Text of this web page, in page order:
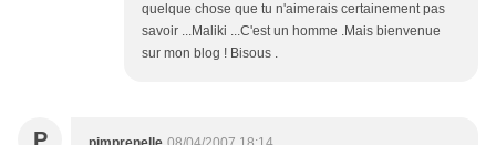
quelque chose que tu n'aimerais certainement pas
savoir ...Maliki ...C'est un homme .Mais bienvenue
sur mon blog ! Bisous .
P